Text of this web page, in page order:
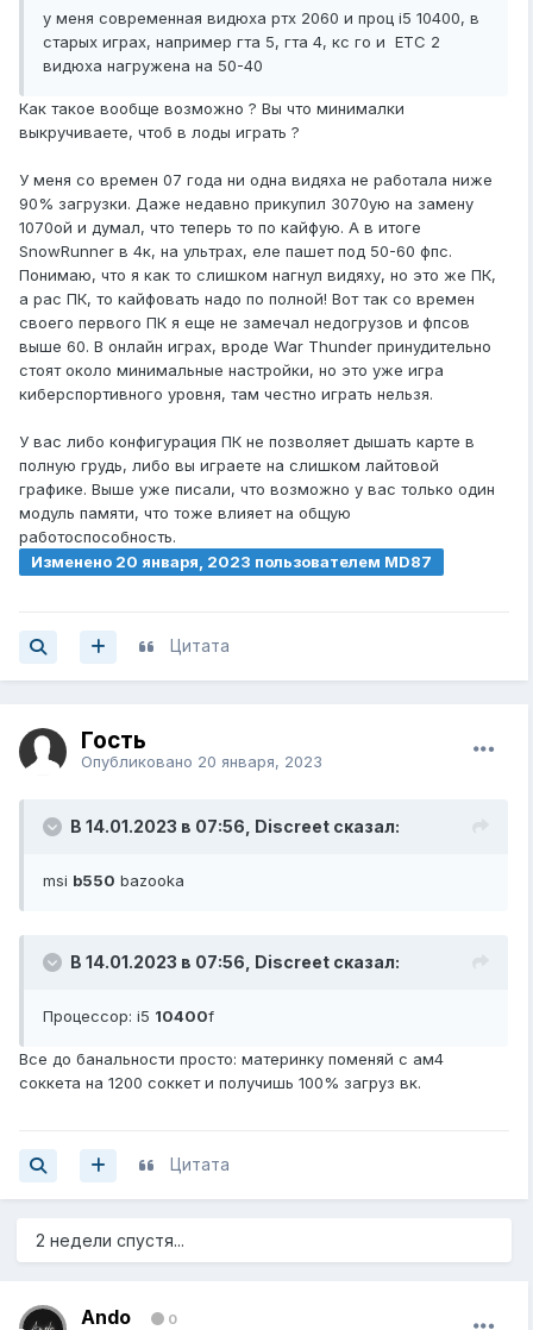
у меня современная видюха ртх 2060 и проц i5 10400, в
старых играх, например гта 5, гта 4, кс го и ЕТС 2
видюха нагружена на 50-40
Как такое вообще возможно ? Вы что минималки
выкручиваете, чтоб в лоды играть ?
У меня со времен 07 года ни одна видяха не работала ниже
90% загрузки. Даже недавно прикупил 3070ую на замену
1070ой и думал, что теперь то по кайфую. А в итоге
SnowRunner в 4к, на ультрах, еле пашет под 50-60 фпс.
Понимаю, что я как то слишком нагнул видяху, но это же ПК,
а рас ПК, то кайфовать надо по полной! Вот так со времен
своего первого ПК я еще не замечал недогрузов и фпсов
выше 60. В онлайн играх, вроде War Thunder принудительно
стоят около минимальные настройки, но это уже игра
киберспортивного уровня, там честно играть нельзя.
У вас либо конфигурация ПК не позволяет дышать карте в
полную грудь, либо вы играете на слишком лайтовой
графике. Выше уже писали, что возможно у вас только один
модуль памяти, что тоже влияет на общую
работоспособность.
Изменено 20 января, 2023 пользователем MD87
Цитата
Гость
Опубликовано 20 января, 2023
В 14.01.2023 в 07:56, Discreet сказал:
msi b550 bazooka
В 14.01.2023 в 07:56, Discreet сказал:
Процессор: i5 10400f
Все до банальности просто: материнку поменяй с ам4
соккета на 1200 соккет и получишь 100% загруз вк.
Цитата
2 недели спустя...
Ando 0